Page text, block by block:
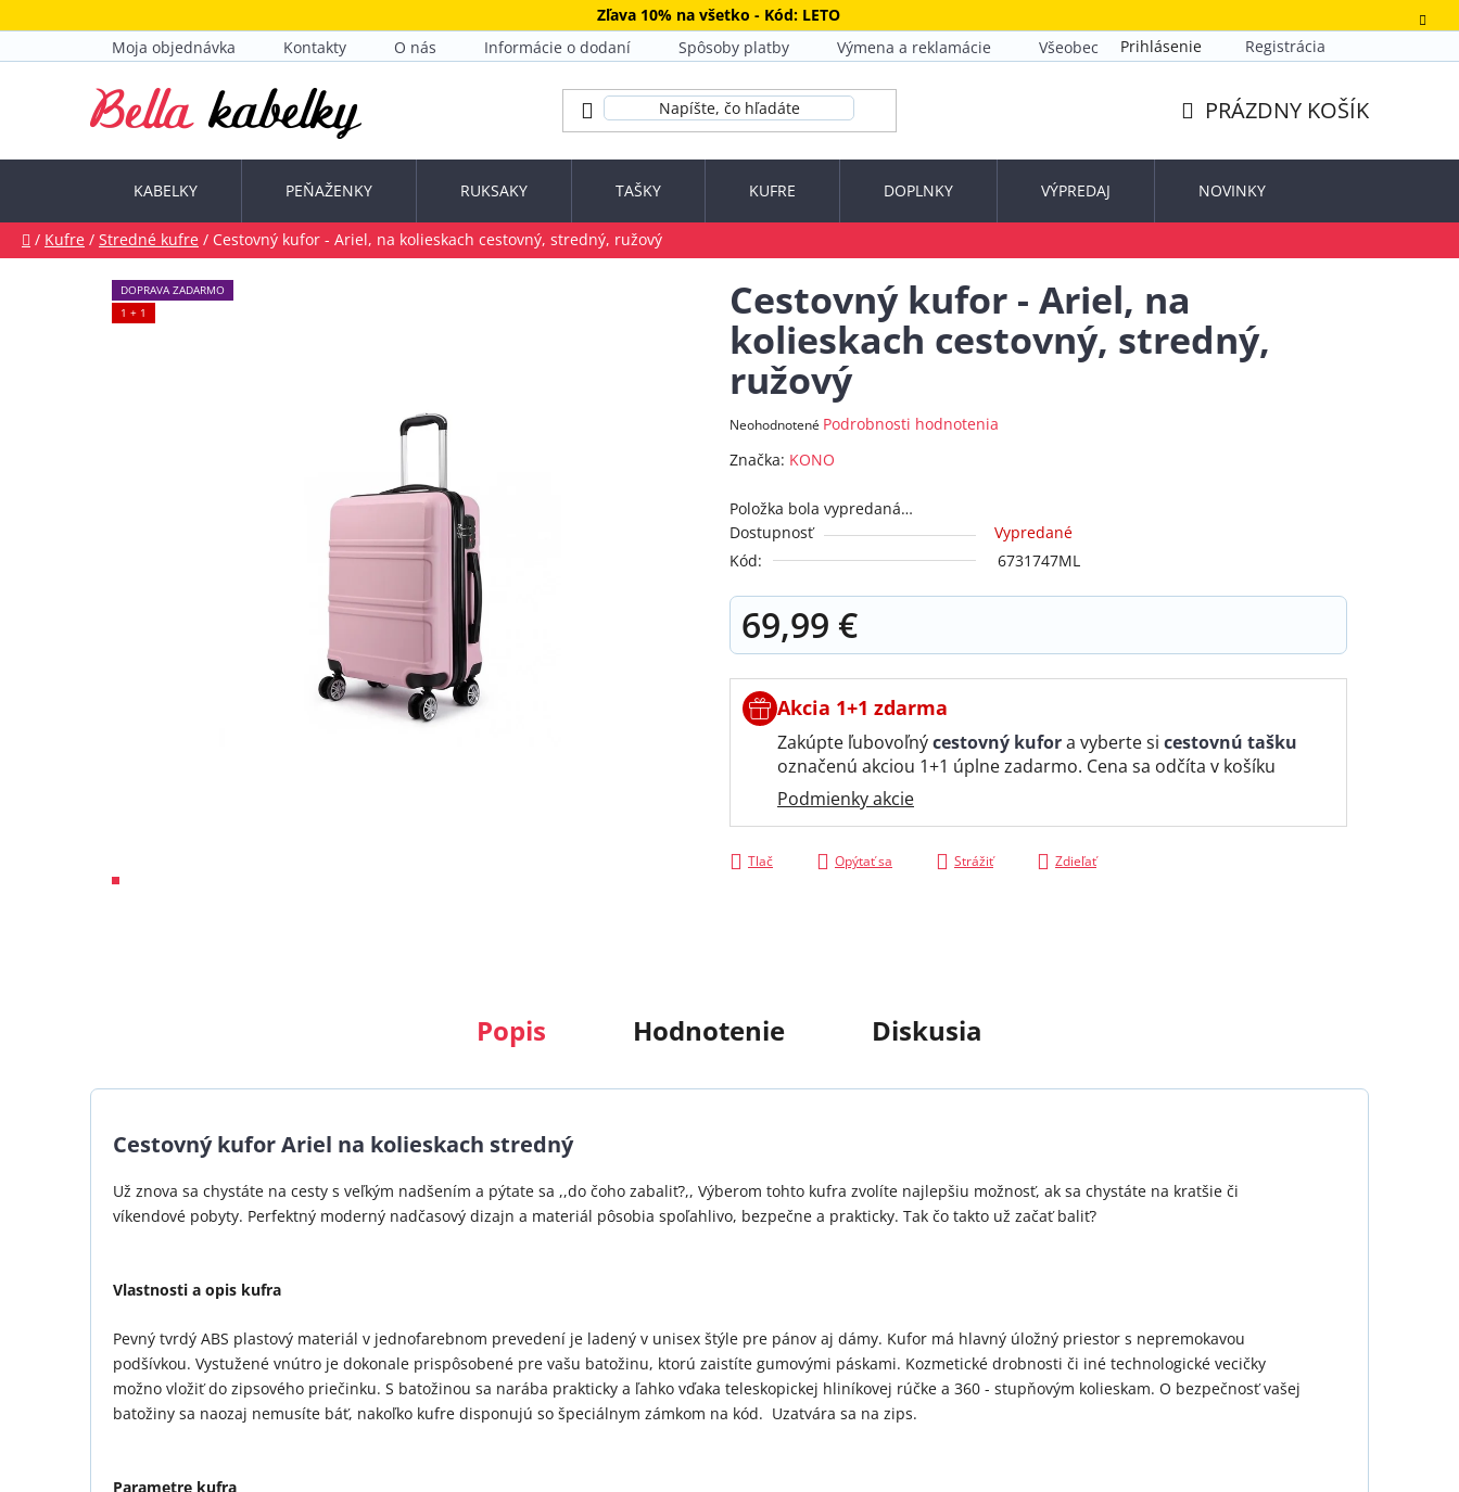
na
Zľava 10% na všetko - Kód: LETO
Moja objednávka
Kontakty O nás Informácie o dodaní Spôsoby platby Výmena a reklamácie Všeobecné obchodné podmienky
Prihlásenie Registrácia
KOŠÍK
PRÁZDNY KOŠÍK
KABELKY PEŇAŽENKY RUKSAKY TAŠKY KUFRE DOPLNKY VÝPREDAJ NOVINKY
Domov
/ Kufre / Stredné kufre / Cestovný kufor - Ariel, na kolieskach cestovný, stredný, ružový
Cestovný kufor - Ariel, na
kolieskach cestovný, stredný,
ružový
Priemerné
produktu
5
hviezdičiek.
Neohodnotené Podrobnosti hodnotenia
Značka: KONO
Položka bola vypredaná…
Dostupnosť
Vypredané
Kód:
6731747ML
69,99 €
Jednotková cena:
Akcia 1+1 zdarma
Zakúpte ľubovoľnýcestovný kufora vyberte si cestovnú tašku
označenú akciou 1+1 úplne zadarmo. Cena sa odčíta v košíku
Podmienky akcie
Tlač Opýtať sa Strážiť Zdieľať
DOPRAVA ZADARMO
1 + 1
Popis Hodnotenie Diskusia
Cestovný kufor Ariel na kolieskach stredný
Už znova sa chystáte na cesty s veľkým nadšením a pýtate sa ,,do čoho zabaliť?,, Výberom tohto kufra zvolíte najlepšiu možnosť, ak sa chystáte na kratšie či
víkendové pobyty. Perfektný moderný nadčasový dizajn a materiál pôsobia spoľahlivo, bezpečne a prakticky. Tak čo takto už začať baliť?
Vlastnosti a opis kufra
Pevný tvrdý ABS plastový materiál v jednofarebnom prevedení je ladený v unisex štýle pre pánov aj dámy. Kufor má hlavný úložný priestor s nepremokavou
podšívkou. Vystužené vnútro je dokonale prispôsobené pre vašu batožinu, ktorú zaistíte gumovými páskami. Kozmetické drobnosti či iné technologické vecičky
možno vložiť do zipsového priečinku. S batožinou sa narába prakticky a ľahko vďaka teleskopickej hliníkovej rúčke a 360 - stupňovým kolieskam. O bezpečnosť vašej
batožiny sa naozaj nemusíte báť, nakoľko kufre disponujú so špeciálnym zámkom na kód. Uzatvára sa na zips.
Parametre kufra